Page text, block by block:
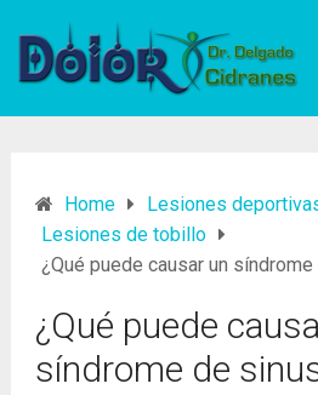
Home
Lesiones
Lesiones de tobillo
¿Qué puede causar un
¿Qué puede
síndrome de